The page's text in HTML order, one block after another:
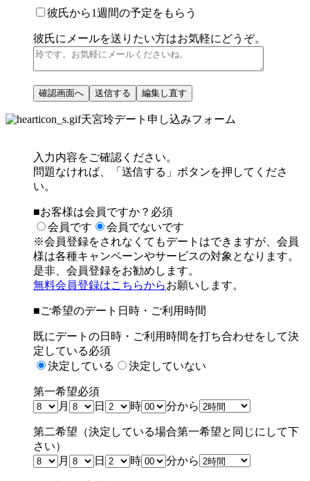
彼氏から1週間の予定をもらう
彼氏にメールを送りたい方はお気軽にどうぞ。
天宮玲デート申し込みフォーム
入力内容をご確認ください。
問題なければ、「送信する」ボタンを押してくださ
い。
■お客様は会員ですか？ 必須
会員です
会員でないです
※会員登録をされなくてもデートはできますが、 会員
様は各種キャンペーンやサービスの対象となります。
是非、会員登録をお勧めします。
無料会員登録はこちらからお願いします。
■ご希望のデート日時・ご利用時間
既にデートの日時・ご利用時間を打ち合わせをして決
定している必須
決定している
決定していない
第一希望必須
月
日 時 分から
第二希望（決定している場合第一希望と同じにして下
さい）
月
日 時 分から